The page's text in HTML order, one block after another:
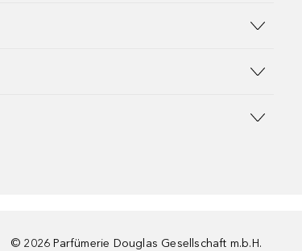
© 2026 Parfümerie Douglas Gesellschaft m.b.H.